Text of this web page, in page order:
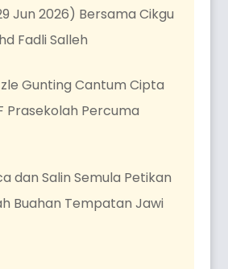
Jun 2026) Bersama Cikgu
Fadli Salleh
Gunting Cantum Cipta
Prasekolah Percuma
dan Salin Semula Petikan
Buahan Tempatan Jawi